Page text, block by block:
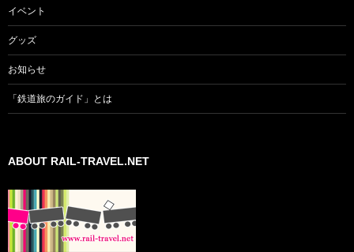
イベント
グッズ
お知らせ
「鉄道旅のガイド」とは
ABOUT RAIL-TRAVEL.NET